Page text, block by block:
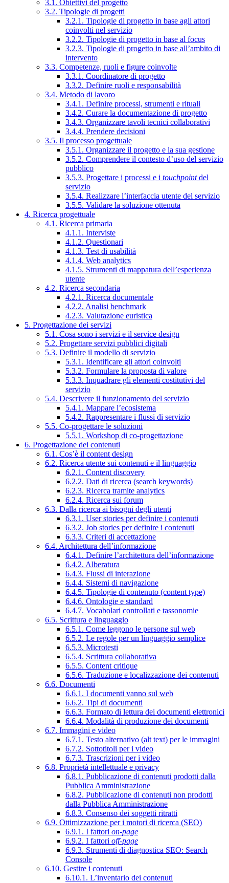
3.1. Obiettivi del progetto
3.2. Tipologie di progetti
3.2.1. Tipologie di progetto in base agli attori
coinvolti nel servizio
3.2.2. Tipologie di progetto in base al focus
3.2.3. Tipologie di progetto in base all’ambito di
intervento
3.3. Competenze, ruoli e figure coinvolte
3.3.1. Coordinatore di progetto
3.3.2. Definire ruoli e responsabilità
3.4. Metodo di lavoro
3.4.1. Definire processi, strumenti e rituali
3.4.2. Curare la documentazione di progetto
3.4.3. Organizzare tavoli tecnici collaborativi
3.4.4. Prendere decisioni
3.5. Il processo progettuale
3.5.1. Organizzare il progetto e la sua gestione
3.5.2. Comprendere il contesto d’uso del servizio
pubblico
3.5.3. Progettare i processi e i touchpointdel
servizio
3.5.4. Realizzare l’interfaccia utente del servizio
3.5.5. Validare la soluzione ottenuta
4. Ricerca progettuale
4.1. Ricerca primaria
4.1.1. Interviste
4.1.2. Questionari
4.1.3. Test di usabilità
4.1.4. Web analytics
4.1.5. Strumenti di mappatura dell’esperienza
utente
4.2. Ricerca secondaria
4.2.1. Ricerca documentale
4.2.2. Analisi benchmark
4.2.3. Valutazione euristica
5. Progettazione dei servizi
5.1. Cosa sono i servizi e il service design
5.2. Progettare servizi pubblici digitali
5.3. Definire il modello di servizio
5.3.1. Identificare gli attori coinvolti
5.3.2. Formulare la proposta di valore
5.3.3. Inquadrare gli elementi costitutivi del
servizio
5.4. Descrivere il funzionamento del servizio
5.4.1. Mappare l’ecosistema
5.4.2. Rappresentare i flussi di servizio
5.5. Co-progettare le soluzioni
5.5.1. Workshop di co-progettazione
6. Progettazione dei contenuti
6.1. Cos’è il content design
6.2. Ricerca utente sui contenuti e il linguaggio
6.2.1. Content discovery
6.2.2. Dati di ricerca (search keywords)
6.2.3. Ricerca tramite analytics
6.2.4. Ricerca sui forum
6.3. Dalla ricerca ai bisogni degli utenti
6.3.1. User stories per definire i contenuti
6.3.2. Job stories per definire i contenuti
6.3.3. Criteri di accettazione
6.4. Architettura dell’informazione
6.4.1. Definire l’architettura dell’informazione
6.4.2. Alberatura
6.4.3. Flussi di interazione
6.4.4. Sistemi di navigazione
6.4.5. Tipologie di contenuto (content type)
6.4.6. Ontologie e standard
6.4.7. Vocabolari controllati e tassonomie
6.5. Scrittura e linguaggio
6.5.1. Come leggono le persone sul web
6.5.2. Le regole per un linguaggio semplice
6.5.3. Microtesti
6.5.4. Scrittura collaborativa
6.5.5. Content critique
6.5.6. Traduzione e localizzazione dei contenuti
6.6. Documenti
6.6.1. I documenti vanno sul web
6.6.2. Tipi di documenti
6.6.3. Formato di lettura dei documenti elettronici
6.6.4. Modalità di produzione dei documenti
6.7. Immagini e video
6.7.1. Testo alternativo (alt text) per le immagini
6.7.2. Sottotitoli per i video
6.7.3. Trascrizioni per i video
6.8. Proprietà intellettuale e privacy
6.8.1. Pubblicazione di contenuti prodotti dalla
Pubblica Amministrazione
6.8.2. Pubblicazione di contenuti non prodotti
dalla Pubblica Amministrazione
6.8.3. Consenso dei soggetti ritratti
6.9. Ottimizzazione per i motori di ricerca (SEO)
6.9.1. I fattori on-page
6.9.2. I fattori off-page
6.9.3. Strumenti di diagnostica SEO: Search
Console
6.10. Gestire i contenuti
6.10.1. L’inventario dei contenuti